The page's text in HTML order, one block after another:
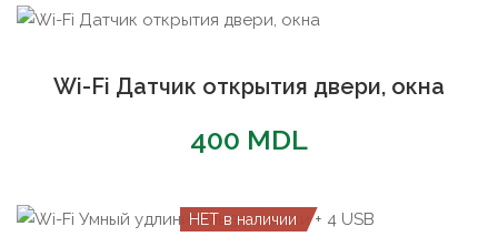
Wi-Fi Датчик открытия двери, окна
400 MDL
НЕТ в наличии